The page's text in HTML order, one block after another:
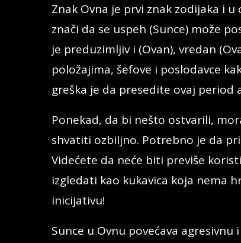
Znak Ovna je prvi znak zodijaka i
znači da se uspeh (Sunce) može
je preduzimljiv i (Ovan), vredan
položajima, šefove i poslodavce
greška je da presedite ovaj period
Ponekad, da bi nešto ostvarili,
shvatiti ozbiljno. Potrebno je da
Videćete da neće biti previše
izgledati kao kukavica koja nema
inicijativu!
Sunce u Ovnu povećava